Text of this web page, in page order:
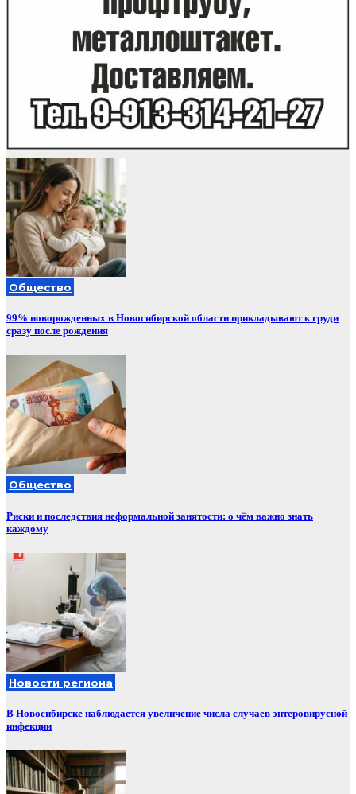
Общество
99% новорожденных в Новосибирской области прикладывают к груди
сразу после рождения
Общество
Риски и последствия неформальной занятости: о чём важно знать
каждому
Новости региона
В Новосибирске наблюдается увеличение числа случаев энтеровирусной
инфекции